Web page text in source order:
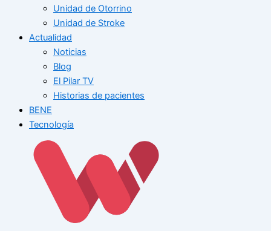
Unidad de Otorrino
Unidad de Stroke
Actualidad
Noticias
Blog
El Pilar TV
Historias de pacientes
BENE
Tecnología